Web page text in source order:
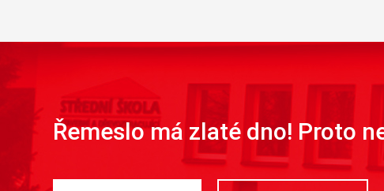
Řemeslo má zlaté dno! Proto